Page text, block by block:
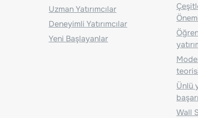
Uzman Yatırımcılar
Deneyimli Yatırımcılar
Yeni Başlayanlar
Ünlü
Wall